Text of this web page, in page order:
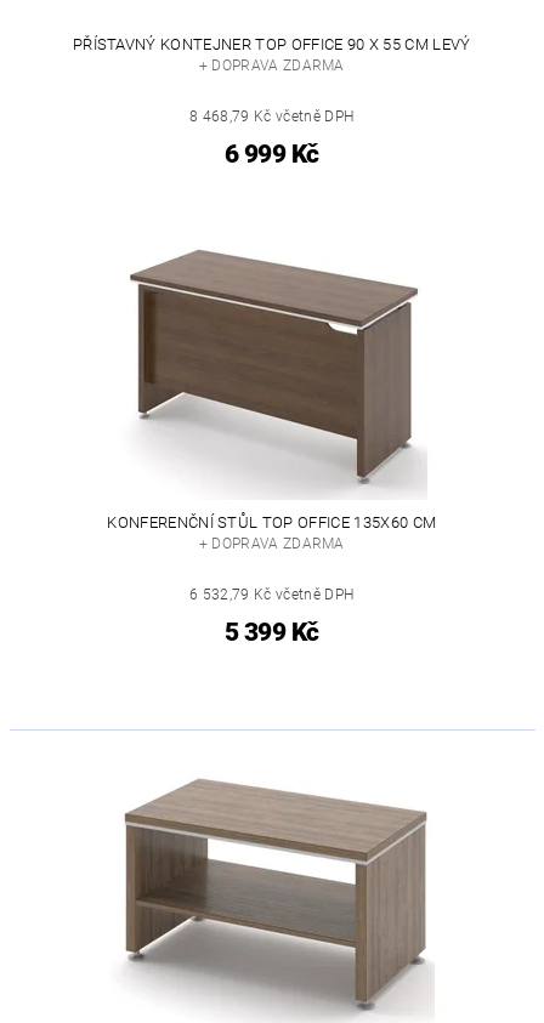
PŘÍSTAVNÝ KONTEJNER TOP OFFICE 90 X 55 CM LEVÝ
+ DOPRAVA ZDARMA
8 468,79 Kč včetně DPH
6 999 Kč
KONFERENČNÍ STŮL TOP OFFICE 135X60 CM
+ DOPRAVA ZDARMA
6 532,79 Kč včetně DPH
5 399 Kč